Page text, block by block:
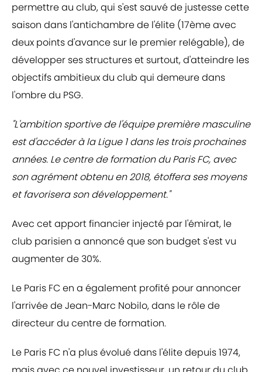
permettre au club, qui s'est sauvé de justesse cette
saison dans l'antichambre de l'élite (17ème avec
deux points d'avance sur le premier relégable), de
développer ses structures et surtout, d'atteindre les
objectifs ambitieux du club qui demeure dans
l'ombre du PSG.
"L'ambition sportive de l'équipe première masculine
est d'accéder à la Ligue 1 dans les trois prochaines
années. Le centre de formation du Paris FC, avec
son agrément obtenu en 2018, étoffera ses moyens
et favorisera son développement."
Avec cet apport financier injecté par l'émirat, le
club parisien a annoncé que son budget s'est vu
augmenter de 30%.
Le Paris FC en a également profité pour annoncer
l'arrivée de Jean-Marc Nobilo, dans le rôle de
directeur du centre de formation.
Le Paris FC n'a plus évolué dans l'élite depuis 1974,